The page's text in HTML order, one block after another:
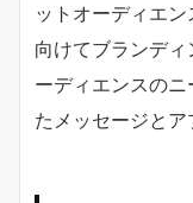
ットオーディエ
向けてブランデ
ーディエンスの
たメッセージとア